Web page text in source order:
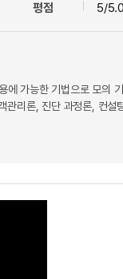
평점
5/
가능한 기법으로 모의
리론, 진단 과정론, 컨